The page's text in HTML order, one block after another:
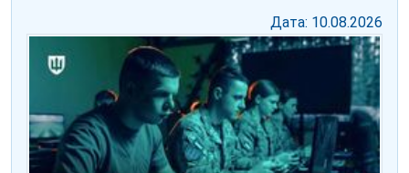
Дата: 10.08.2026